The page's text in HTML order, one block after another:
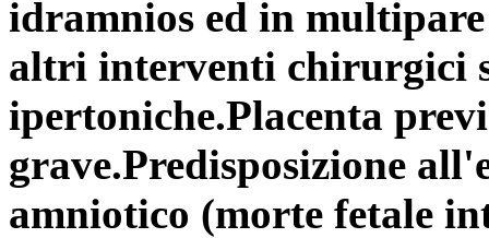
idramnios ed in multipare
altri interventi chirurgici
ipertoniche.Placenta
grave.Predisposizione
amniotico (morte fetale